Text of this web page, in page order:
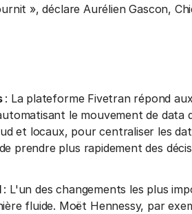
», déclare Aurélien Gascon,
: La plateforme Fivetran répond
le mouvement de data
et locaux, pour centraliser les
prendre plus rapidement des
: L'un des changements les plus
fluide. Moët Hennessy, par